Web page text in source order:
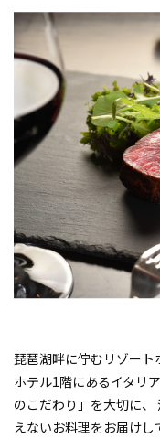
琵琶湖畔に佇むリゾート
ホテル1階にあるイタリ
のこだわり」を大切に
えないお料理をお届け